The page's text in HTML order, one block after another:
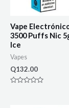
Vape
3500 Puffs Nic
Ice
Vapes
Q132.00